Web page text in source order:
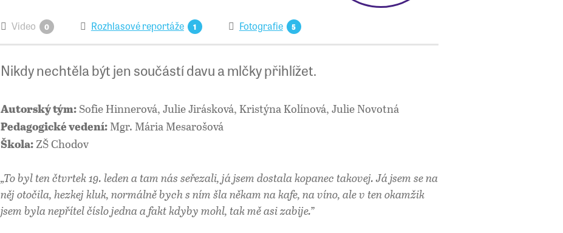
Video 0 Rozhlasové reportáže 1 Fotografie 5
Nikdy nechtěla být jen součástí davu a mlčky přihlížet.
Autorský tým: Sofie Hinnerová, Julie Jirásková, Kristýna Kolínová, Julie Novotná
Pedagogické vedení: Mgr. Mária Mesarošová
Škola: ZŠ Chodov
„To byl ten čtvrtek 19. leden a tam nás seřezali, já jsem dostala kopanec takovej. Já jsem se na
něj otočila, hezkej kluk, normálně bych s ním šla někam na kafe, na víno, ale v ten okamžik
jsem byla nepřítel číslo jedna a fakt kdyby mohl, tak mě asi zabije.”